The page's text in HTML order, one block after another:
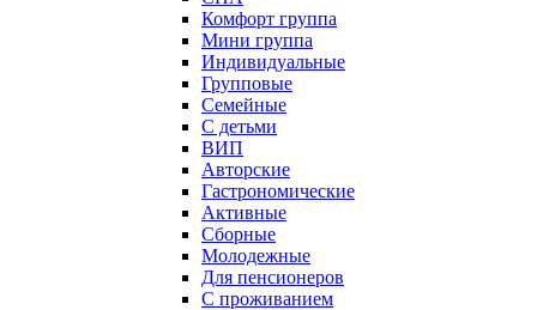
Комфорт группа
Мини группа
Индивидуальные
Групповые
Семейные
С детьми
ВИП
Авторские
Гастрономические
Активные
Сборные
Молодежные
Для пенсионеров
С проживанием